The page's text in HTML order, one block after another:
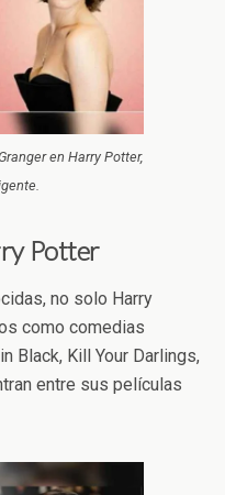
en Harry Potter,
Potter
no solo Harry
como comedias
Black, Kill Your Darlings,
entre sus películas